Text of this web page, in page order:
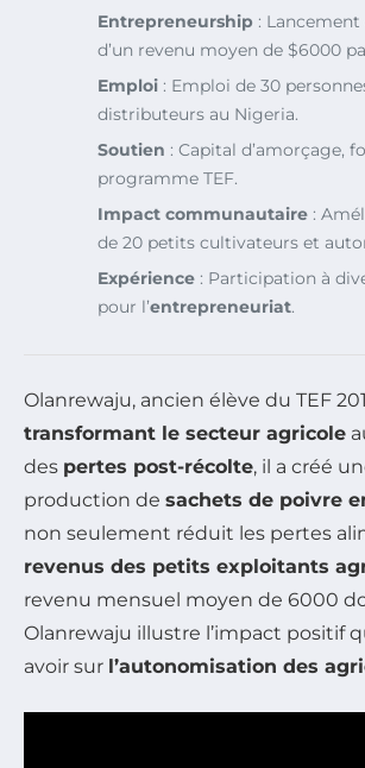
Entrepreneurship :
d’un revenu moyen de $6000
Emploi : Emploi de 30
distributeurs au Nigeria.
Soutien : Capital d’amorçage,
programme TEF.
Impact communautaire :
de 20 petits cultivateurs et
Expérience : Participation à
pour l’entrepreneuriat.
Olanrewaju, ancien élève du TEF
transformant le secteur agricole
des pertes post-récolte, il a créé
production de sachets de poivre
non seulement réduit les pertes
revenus des petits exploitants
revenu mensuel moyen de 6000
Olanrewaju illustre l’impact positif
avoir sur l’autonomisation des